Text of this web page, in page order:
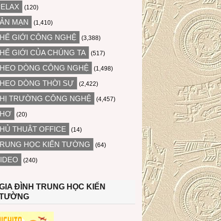
(120)
MẠN (1,410)
GIỚI CÔNG NGHỆ (3,388)
GIỚI CỦA CHÚNG TA (517)
DÒNG CÔNG NGHỆ (1,498)
DÒNG THỜI SỰ (2,422)
TRƯỜNG CÔNG NGHỆ (4,457)
(20)
THUẬT OFFICE (14)
HỌC KIẾN TƯỜNG (64)
(240)
ĐÌNH TRUNG HỌC KIẾN